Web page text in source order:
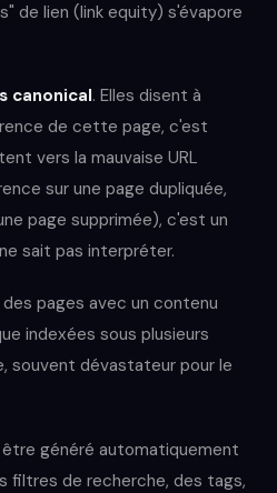
de lien (link equity) s'évapore
canonical. Elles disent à
de cette page, c'est
vers la mauvaise URL
sur une page dupliquée,
page supprimée), c'est un
sait pas interpréter.
des pages avec un contenu
indexées sous plusieurs
souvent dévastateur pour le
généré automatiquement
filtres de recherche, des tags,